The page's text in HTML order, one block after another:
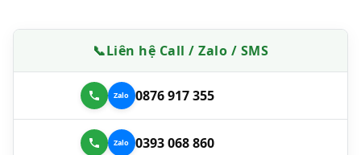
📞Liên hệ Call / Zalo / SMS
0876 917 355
0393 068 860